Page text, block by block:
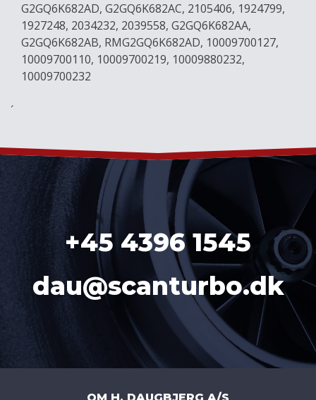
G2GQ6K682AD, G2GQ6K682AC, 2105406, 1924799,
1927248, 2034232, 2039558, G2GQ6K682AA,
G2GQ6K682AB, RMG2GQ6K682AD, 10009700127,
10009700110, 10009700219, 10009880232,
10009700232
´
+45 4396 1545
dau@scanturbo.dk